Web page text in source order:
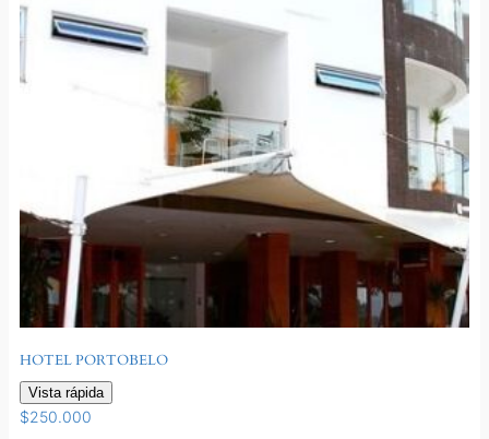
HOTEL PORTOBELO
Vista rápida
$250.000